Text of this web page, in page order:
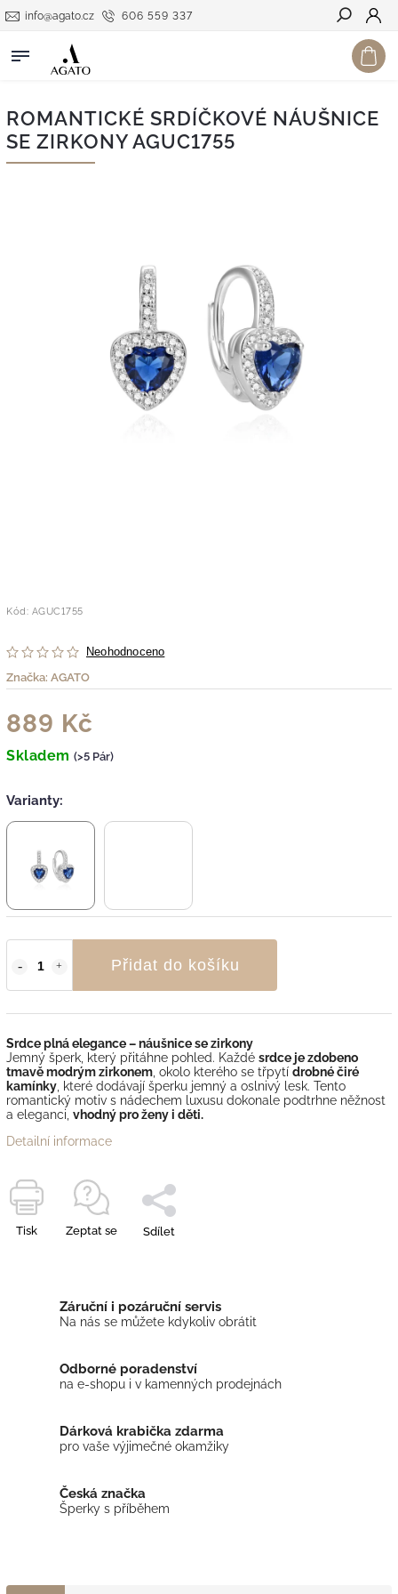
606 559 337
info@agato.cz
Hledat
ROMANTICKÉ SRDÍČKOVÉ NÁUŠNICE
SE ZIRKONY AGUC1755
Kód: AGUC1755
Neohodnoceno
Značka: AGATO
889 Kč
Skladem (>5 Pár)
Varianty:
Přidat do košíku
Srdce plná elegance – náušnice se zirkony
Jemný šperk, který přitáhne pohled. Každé srdce je zdobeno
tmavě modrým zirkonem , okolo kterého se třpytí drobné čiré
kamínky , které dodávají šperku jemný a oslnivý lesk. Tento
romantický motiv s nádechem luxusu dokonale podtrhne něžnost
a eleganci, vhodný pro ženy i děti.
Detailní informace
Tisk Zeptat se Sdílet
Záruční i pozáruční servis
Na nás se můžete kdykoliv obrátit
Odborné poradenství
na e-shopu i v kamenných prodejnách
Dárková krabička zdarma
pro vaše výjimečné okamžiky
Česká značka
Šperky s příběhem